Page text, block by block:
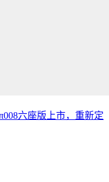
六座版上市，重新定